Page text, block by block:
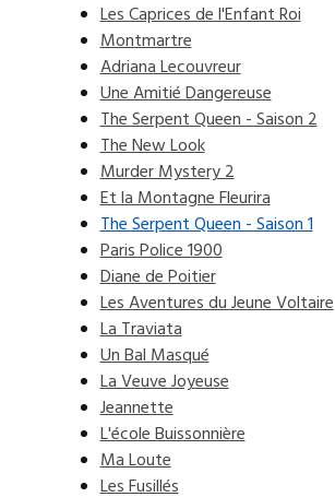
Les Caprices de l'Enfant Roi
Montmartre
Adriana Lecouvreur
Une Amitié Dangereuse
The Serpent Queen - Saison 2
The New Look
Murder Mystery 2
Et la Montagne Fleurira
The Serpent Queen - Saison 1
Paris Police 1900
Diane de Poitier
Les Aventures du Jeune Voltaire
La Traviata
Un Bal Masqué
La Veuve Joyeuse
Jeannette
L'école Buissonnière
Ma Loute
Les Fusillés